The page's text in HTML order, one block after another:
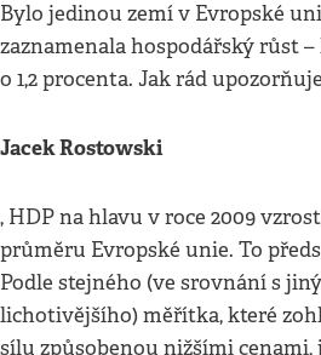
Bylo jedinou zemí v Evropské
zaznamenala hospodářský růst
o 1,2 procenta. Jak rád
Jacek Rostowski
, HDP na hlavu v roce 2009
průměru Evropské unie. To
Podle stejného (ve srovnání s
lichotivějšího) měřítka, které
sílu způsobenou nižšími cenami,